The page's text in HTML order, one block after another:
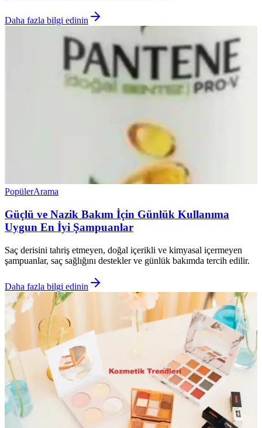
Daha fazla bilgi edinin
PopülerArama
Güçlü ve Nazik Bakım İçin Günlük Kullanıma
Uygun En İyi Şampuanlar
Saç derisini tahriş etmeyen, doğal içerikli ve kimyasal içermeyen
şampuanlar, saç sağlığını destekler ve günlük bakımda tercih edilir.
Daha fazla bilgi edinin